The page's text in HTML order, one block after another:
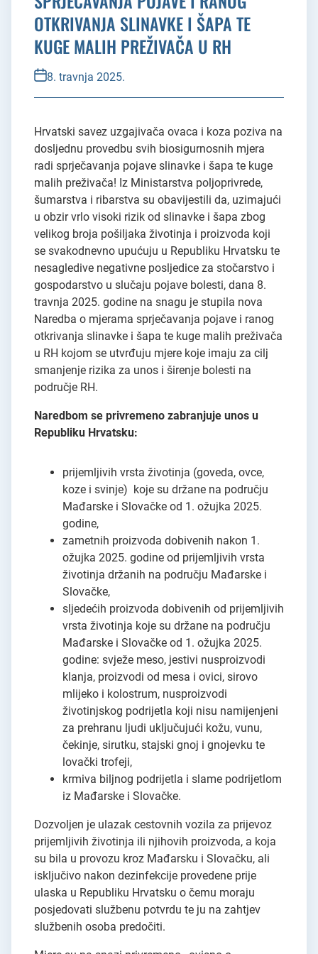
OTKRIVANJA SLINAVKE I ŠAPA TE
KUGE MALIH PREŽIVAČA U RH
8. travnja 2025.
Hrvatski savez uzgajivača ovaca i koza poziva na
dosljednu provedbu svih biosigurnosnih mjera
radi sprječavanja pojave slinavke i šapa te kuge
malih preživača! Iz Ministarstva poljoprivrede,
šumarstva i ribarstva su obavijestili da, uzimajući
u obzir vrlo visoki rizik od slinavke i šapa zbog
velikog broja pošiljaka životinja i proizvoda koji
se svakodnevno upućuju u Republiku Hrvatsku te
nesagledive negativne posljedice za stočarstvo i
gospodarstvo u slučaju pojave bolesti, dana 8.
travnja 2025. godine na snagu je stupila nova
Naredba o mjerama sprječavanja pojave i ranog
otkrivanja slinavke i šapa te kuge malih preživača
u RH kojom se utvrđuju mjere koje imaju za cilj
smanjenje rizika za unos i širenje bolesti na
područje RH.
Naredbom se privremeno zabranjuje unos u
Republiku Hrvatsku:
prijemljivih vrsta životinja (goveda, ovce,
koze i svinje) koje su držane na području
Mađarske i Slovačke od 1. ožujka 2025.
godine,
zametnih proizvoda dobivenih nakon 1.
ožujka 2025. godine od prijemljivih vrsta
životinja držanih na području Mađarske i
Slovačke,
sljedećih proizvoda dobivenih od prijemljivih
vrsta životinja koje su držane na području
Mađarske i Slovačke od 1. ožujka 2025.
godine: svježe meso, jestivi nusproizvodi
klanja, proizvodi od mesa i ovici, sirovo
mlijeko i kolostrum, nusproizvodi
životinjskog podrijetla koji nisu namijenjeni
za prehranu ljudi uključujući kožu, vunu,
čekinje, sirutku, stajski gnoj i gnojevku te
lovački trofeji,
krmiva biljnog podrijetla i slame podrijetlom
iz Mađarske i Slovačke.
Dozvoljen je ulazak cestovnih vozila za prijevoz
prijemljivih životinja ili njihovih proizvoda, a koja
su bila u provozu kroz Mađarsku i Slovačku, ali
isključivo nakon dezinfekcije provedene prije
ulaska u Republiku Hrvatsku o čemu moraju
posjedovati službenu potvrdu te ju na zahtjev
službenih osoba predočiti.